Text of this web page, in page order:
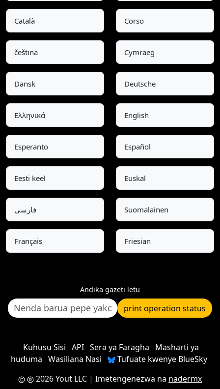
Català Corso
čeština Cymraeg
Dansk Deutsche
Ελληνικά English
Esperanto Español
Eesti keel Euskal
فارسی Suomalainen
Français Friesian
Andika gazeti letu
print operation status
Kuhusu Sisi API Sera ya Faragha
Masharti ya
huduma Wasiliana Nasi
Tufuate kwenye BlueSky
2026 Yout LLC | Imetengenezwa na nadermx